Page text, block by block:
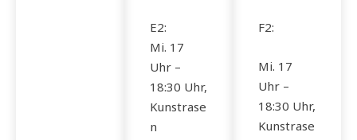
E2:
Mi. 17
Uhr –
18:30 Uhr,
Kunstrase
n
F2:
Mi. 17
Uhr –
18:30 Uhr,
Kunstrase